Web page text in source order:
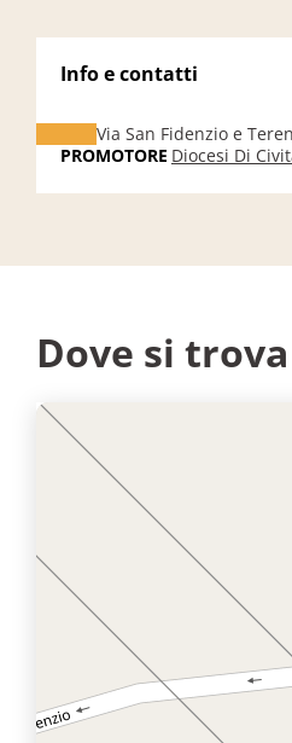
Info e contatti
Via San Fidenzio e
PROMOTORE Diocesi Di
Dove si trova